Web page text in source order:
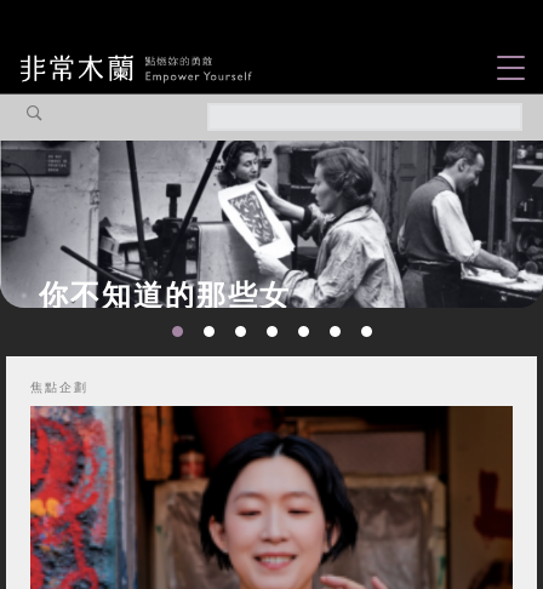
觀點專欄
焦點企劃
社會企業
認識我們
木蘭選片
焦點企劃